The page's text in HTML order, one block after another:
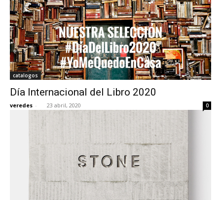
catalogos
Día Internacional del Libro 2020
veredes - 23 abril, 2020 0